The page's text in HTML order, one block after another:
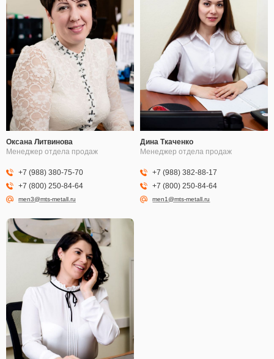
Оксана Литвинова
Менеджер отдела продаж
+7 (988) 380-75-70
+7 (800) 250-84-64
men3@mts-metall.ru
Дина Ткаченко
Менеджер отдела продаж
+7 (988) 382-88-17
+7 (800) 250-84-64
men1@mts-metall.ru